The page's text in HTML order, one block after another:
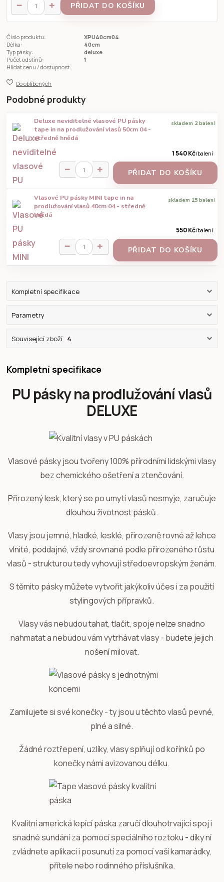
PŘIDAT DO KOŠÍKU
Číslo produktu:
XPU40cm04
Délka:
40cm
Typ pásky:
deluxe
Počet odstínů:
1
Hlídat cenu / dostupnost
Do oblíbených
Podobné produkty
Deluxe neviditelné vlasové PU pásky
tape in na prodlužování vlasů 50cm 04 -
středně hnědá
1 540 Kč/balení
skladem 2 balení
PŘIDAT DO KOŠÍKU
Vlasové PU pásky MINI tape in na
prodlužování vlasů 40cm 04 - středně
hnědá
550 Kč/balení
skladem 15 balení
PŘIDAT DO KOŠÍKU
Kompletní specifikace
Parametry
Související zboží 4
Kompletní specifikace
PU pásky na prodlužování vlasů
DELUXE
Vlasové pásky jsou tvořeny 100% přírodními lidskými vlasy
bez chemického ošetření a ztenčování.
Přirozený lesk, který se po umytí vlasů nesmyje, zaručuje
dlouhou životnost pásků.
Vlasy jsou jemné, hladké, lesklé, přirozeně rovné až lehce
vlnité, poddajné, vždy srovnané podle přirozeného růstu
vlasů - strukturou tedy vyhovují středoevropským ženám.
S těmito pásky můžete vytvořit jakýkoliv účes i za použití
stylingových přípravků.
Vlasy vás nebudou tahat, tlačit, spoje nelze snadno
nahmatat a nebudou vám vytrhávat vlasy - budete jejich
nošení milovat.
Zamilujete si své konečky - ty jsou u těchto vlasů pevné,
plné a silné.
Žádné roztřepení, uzlíky, vlasy splňují od kořínků po
konečky námi avizovanou délku.
Kvalitní americká lepící páska zaručí dlouhotrvající spoj i
snadné sundání za pomocí speciálního roztoku - díky ní
zvládnete aplikaci i posunutí za pomocí vaší kamarádky,
přítele nebo rodinného příslušníka.